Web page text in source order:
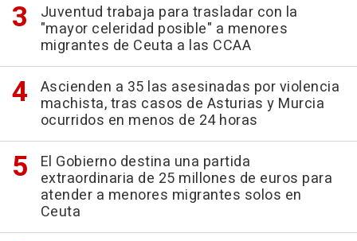
Juventud trabaja para trasladar con la
"mayor celeridad posible" a menores
migrantes de Ceuta a las CCAA
Ascienden a 35 las asesinadas por violencia
machista, tras casos de Asturias y Murcia
ocurridos en menos de 24 horas
El Gobierno destina una partida
extraordinaria de 25 millones de euros para
atender a menores migrantes solos en
Ceuta